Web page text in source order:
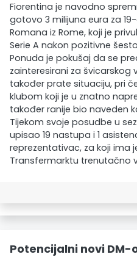
Fiorentina je navodno
gotovo 3 milijuna eura za
Romana iz Rome, koji je
Serie A nakon pozitivne
Ponuda je pokušaj da se
zainteresirani za švicarskog
također prate situaciju, pri
klubom koji je u znatno
također ranije bio naveden
Tijekom svoje posudbe u
upisao 19 nastupa i 1
reprezentativac, za koji ima
Transfermarktu trenutačno
Potencijalni novi DM-